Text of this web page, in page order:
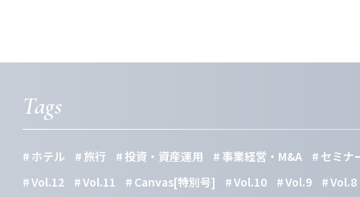
Tags
ホテル 旅行 投資・資産運用 事業経営・M&A
セミナ
Vol.12
Vol.11 Canvas[特別号] Vol.10 Vol.9 Vol.8